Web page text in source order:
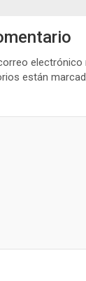
electrónico
están